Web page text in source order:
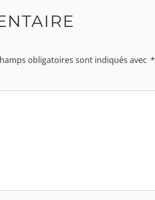
obligatoires sont indiqués avec *